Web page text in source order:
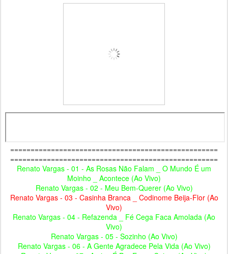
===================================================
===================================================
Renato Vargas - 01 - As Rosas Não Falam _ O Mundo É um
Moinho _ Acontece (Ao Vivo)
Renato Vargas - 02 - Meu Bem-Querer (Ao Vivo)
Renato Vargas - 03 - Casinha Branca _ Codinome Beija-Flor (Ao
Vivo)
Renato Vargas - 04 - Refazenda _ Fé Cega Faca Amolada (Ao
Vivo)
Renato Vargas - 05 - Sozinho (Ao Vivo)
Renato Vargas - 06 - A Gente Agradece Pela Vida (Ao Vivo)